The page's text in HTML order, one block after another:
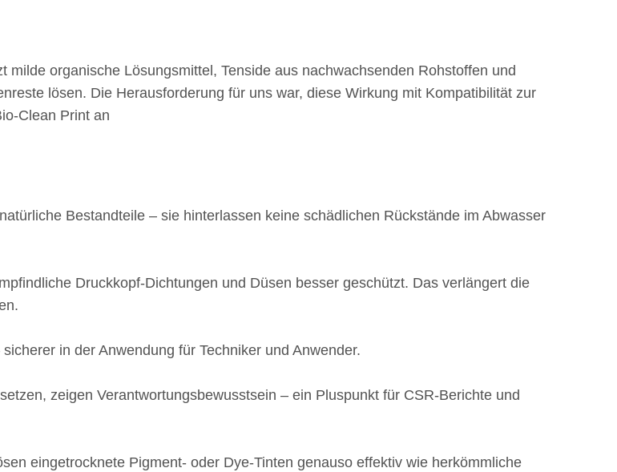
milde organische Lösungsmittel, Tenside aus nachwachsenden Rohstoffen und
lösen. Die Herausforderung für uns war, diese Wirkung mit Kompatibilität zur
Clean Print an
Bestandteile – sie hinterlassen keine schädlichen Rückstände im Abwasser
Druckkopf-Dichtungen und Düsen besser geschützt. Das verlängert die
in der Anwendung für Techniker und Anwender.
zeigen Verantwortungsbewusstsein – ein Pluspunkt für CSR-Berichte und
eingetrocknete Pigment- oder Dye-Tinten genauso effektiv wie herkömmliche